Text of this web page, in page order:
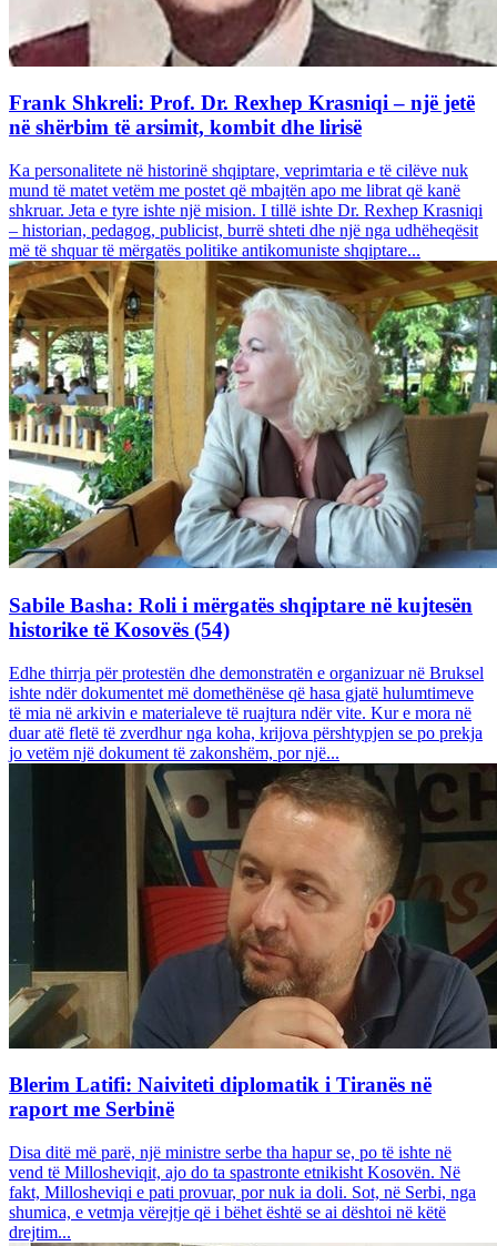
Frank Shkreli: Prof. Dr. Rexhep Krasniqi – një jetë
në shërbim të arsimit, kombit dhe lirisë
Ka personalitete në historinë shqiptare, veprimtaria e të cilëve nuk
mund të matet vetëm me postet që mbajtën apo me librat që kanë
shkruar. Jeta e tyre ishte një mision. I tillë ishte Dr. Rexhep Krasniqi
– historian, pedagog, publicist, burrë shteti dhe një nga udhëheqësit
më të shquar të mërgatës politike antikomuniste shqiptare...
Sabile Basha: Roli i mërgatës shqiptare në kujtesën
historike të Kosovës (54)
Edhe thirrja për protestën dhe demonstratën e organizuar në Bruksel
ishte ndër dokumentet më domethënëse që hasa gjatë hulumtimeve
të mia në arkivin e materialeve të ruajtura ndër vite. Kur e mora në
duar atë fletë të zverdhur nga koha, krijova përshtypjen se po prekja
jo vetëm një dokument të zakonshëm, por një...
Blerim Latifi: Naiviteti diplomatik i Tiranës në
raport me Serbinë
Disa ditë më parë, një ministre serbe tha hapur se, po të ishte në
vend të Millosheviqit, ajo do ta spastronte etnikisht Kosovën. Në
fakt, Millosheviqi e pati provuar, por nuk ia doli. Sot, në Serbi, nga
shumica, e vetmja vërejtje që i bëhet është se ai dështoi në këtë
drejtim...